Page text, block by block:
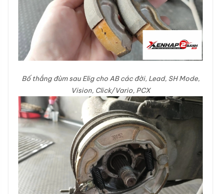
Bố thắng đùm sau Elig cho AB các đời, Lead, SH Mode,
Vision, Click/Vario, PCX